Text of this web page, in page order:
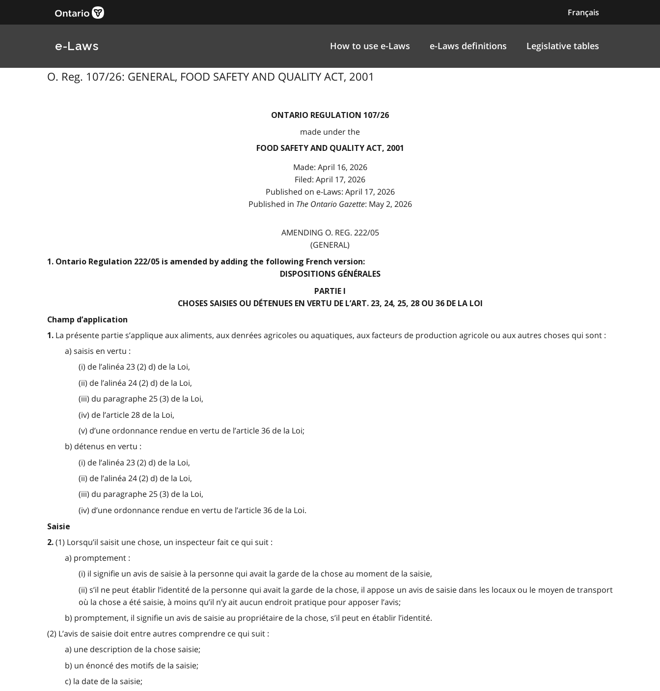
Français
e-Laws How to use e-Laws e-Laws definitions Legislative tables
O. Reg. 107/26: GENERAL, FOOD SAFETY AND QUALITY ACT, 2001
ONTARIO REGULATION 107/26
made under the
FOOD SAFETY AND QUALITY ACT, 2001
Made: April 16, 2026
Filed: April 17, 2026
Published on e-Laws: April 17, 2026
Published in The Ontario Gazette: May 2, 2026
AMENDING O. REG. 222/05
(GENERAL)
1. Ontario Regulation 222/05 is amended by adding the following French version:
DISPOSITIONS GÉNÉRALES
PARTIE I
CHOSES SAISIES OU DÉTENUES EN VERTU DE L’ART. 23, 24, 25, 28 OU 36 DE LA LOI
Champ d’application
1. La présente partie s’applique aux aliments, aux denrées agricoles ou aquatiques, aux facteurs de production agricole ou aux autres choses qui sont :
a) saisis en vertu :
(i) de l’alinéa 23 (2) d) de la Loi,
(ii) de l’alinéa 24 (2) d) de la Loi,
(iii) du paragraphe 25 (3) de la Loi,
(iv) de l’article 28 de la Loi,
(v) d’une ordonnance rendue en vertu de l’article 36 de la Loi;
b) détenus en vertu :
(i) de l’alinéa 23 (2) d) de la Loi,
(ii) de l’alinéa 24 (2) d) de la Loi,
(iii) du paragraphe 25 (3) de la Loi,
(iv) d’une ordonnance rendue en vertu de l’article 36 de la Loi.
Saisie
2. (1) Lorsqu’il saisit une chose, un inspecteur fait ce qui suit :
a) promptement :
(i) il signifie un avis de saisie à la personne qui avait la garde de la chose au moment de la saisie,
(ii) s’il ne peut établir l’identité de la personne qui avait la garde de la chose, il appose un avis de saisie dans les locaux ou le moyen de transport
où la chose a été saisie, à moins qu’il n’y ait aucun endroit pratique pour apposer l’avis;
b) promptement, il signifie un avis de saisie au propriétaire de la chose, s’il peut en établir l’identité.
(2) L’avis de saisie doit entre autres comprendre ce qui suit :
a) une description de la chose saisie;
b) un énoncé des motifs de la saisie;
c) la date de la saisie;